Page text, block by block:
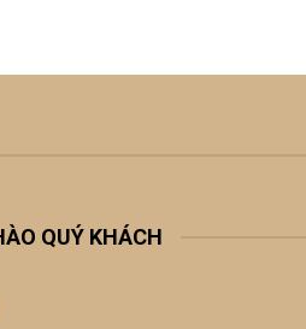
QUÝ KHÁCH